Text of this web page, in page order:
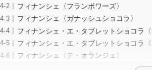
フィナンシェ〈フランボワーズ〉
フィナンシェ〈ガナッシュショコラ〉
フィナンシェ・エ・タブレットショコラ〈
フィナンシェ・エ・タブレットショコラ〈
フィナンシェ〈テ・オランジェ〉